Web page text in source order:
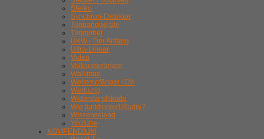
Stereo
Synchron-Detektor
Tonbandgeräte
Tonmöbel
UKW - Der Anfang
Ultra-Linear
Video
Volksempfänger
Walkman
Weltempfänger / DX
Werbung
Widerstandskode
Wie funktioniert Radio?
Wissensstand
Youtube
KOMPENDIUM